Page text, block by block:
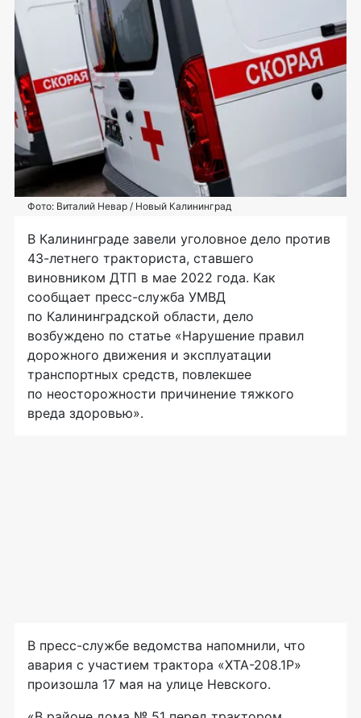
Фото: Виталий Невар / Новый Калининград
В Калининграде завели уголовное дело против
43-летнего тракториста, ставшего
виновником ДТП в мае 2022 года. Как
сообщает пресс-служба УМВД
по Калининградской области, дело
возбуждено по статье «Нарушение правил
дорожного движения и эксплуатации
транспортных средств, повлекшее
по неосторожности причинение тяжкого
вреда здоровью».
В пресс-службе ведомства напомнили, что
авария с участием трактора «ХТА-208.1Р»
произошла 17 мая на улице Невского.